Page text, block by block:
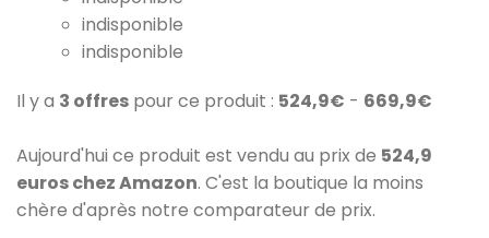
indisponible
indisponible
Il y a 3 offres pour ce produit : 524,9€ - 669,9€
Aujourd'hui ce produit est vendu au prix de 524,9
euros chez Amazon. C'est la boutique la moins
chère d'après notre comparateur de prix.